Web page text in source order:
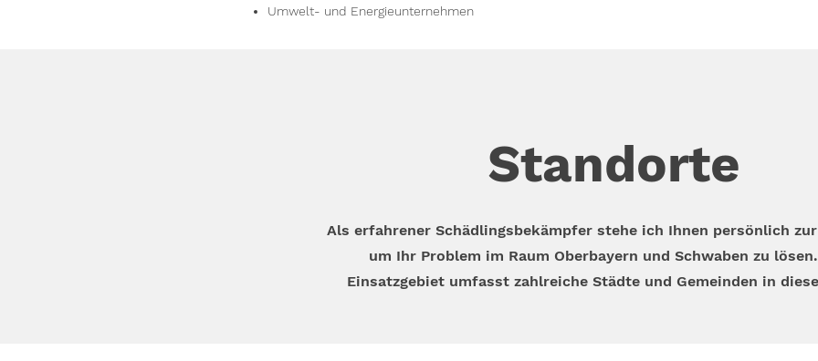
Umwelt- und Energieunternehmen
Standorte
Als erfahrener Schädlingsbekämpfer stehe ich Ihnen persönlich
um Ihr Problem im Raum Oberbayern und Schwaben zu
Einsatzgebiet umfasst zahlreiche Städte und Gemeinden in